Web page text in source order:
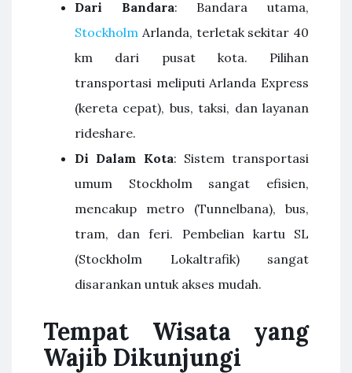
Dari Bandara: Bandara utama,
Stockholm Arlanda, terletak sekitar 40
km dari pusat kota. Pilihan
transportasi meliputi Arlanda Express
(kereta cepat), bus, taksi, dan layanan
rideshare.
Di Dalam Kota: Sistem transportasi
umum Stockholm sangat efisien,
mencakup metro (Tunnelbana), bus,
tram, dan feri. Pembelian kartu SL
(Stockholm Lokaltrafik) sangat
disarankan untuk akses mudah.
Tempat Wisata yang
Wajib Dikunjungi